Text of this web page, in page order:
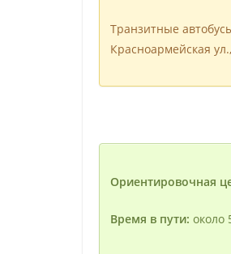
Транзитные
Красноармейская
Ориентировочная
Время в пути: около